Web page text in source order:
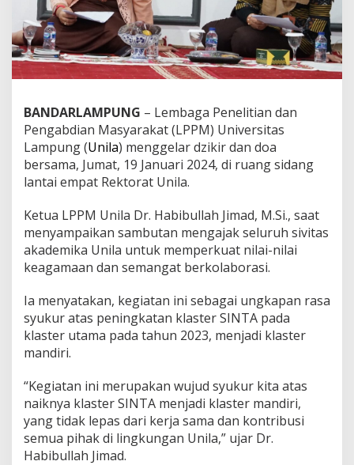
i
r
d
a
n
D
a
B
e
r
a
m
BANDARLAMPUNG – Lembaga Penelitian dan
Pengabdian Masyarakat (LPPM) Universitas
Lampung (Unila) menggelar dzikir dan doa
bersama, Jumat, 19 Januari 2024, di ruang sidang
lantai empat Rektorat Unila.
Ketua LPPM Unila Dr. Habibullah Jimad, M.Si., saat
menyampaikan sambutan mengajak seluruh sivitas
akademika Unila untuk memperkuat nilai-nilai
keagamaan dan semangat berkolaborasi.
Ia menyatakan, kegiatan ini sebagai ungkapan rasa
syukur atas peningkatan klaster SINTA pada
klaster utama pada tahun 2023, menjadi klaster
mandiri.
“Kegiatan ini merupakan wujud syukur kita atas
naiknya klaster SINTA menjadi klaster mandiri,
yang tidak lepas dari kerja sama dan kontribusi
semua pihak di lingkungan Unila,” ujar Dr.
Habibullah Jimad.